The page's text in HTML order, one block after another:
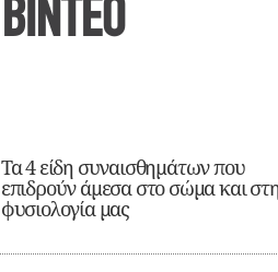
ΒΙΝΤΕΟ
Τα 4 είδη συναισθημάτων που
επιδρούν άμεσα στο σώμα και
φυσιολογία μας